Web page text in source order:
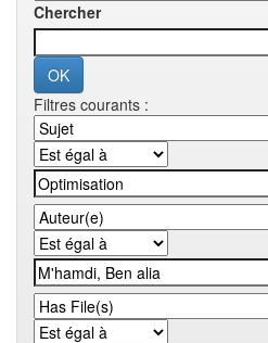
Chercher
Filtres courants :